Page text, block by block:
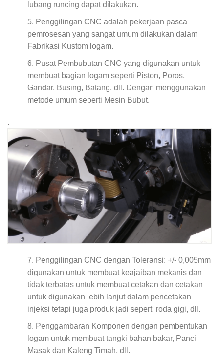
lubang runcing dapat dilakukan.
Penggilingan CNC adalah pekerjaan pasca
pemrosesan yang sangat umum dilakukan dalam
Fabrikasi Kustom logam.
Pusat Pembubutan CNC yang digunakan untuk
membuat bagian logam seperti Piston, Poros,
Gandar, Busing, Batang, dll. Dengan menggunakan
metode umum seperti Mesin Bubut.
.
Penggilingan CNC dengan Toleransi: +/- 0,005mm
digunakan untuk membuat keajaiban mekanis dan
tidak terbatas untuk membuat cetakan dan cetakan
untuk digunakan lebih lanjut dalam pencetakan
injeksi tetapi juga produk jadi seperti roda gigi, dll.
Penggambaran Komponen dengan pembentukan
logam untuk membuat tangki bahan bakar, Panci
Masak dan Kaleng Timah, dll.